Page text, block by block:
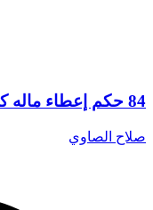
84 حكم إعطاء ماله كي لا يرث البعض د صلاح الصاوي
صلاح الصاوي